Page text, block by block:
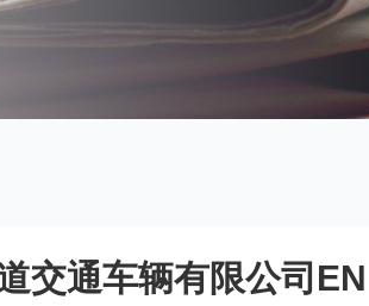
交通车辆有限公司